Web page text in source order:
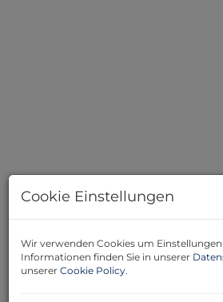
Beschreibung
Du suchst einepassende
Cookie Einstellungen
Wir verwenden Cookies um
Informationen finden Sie in unserer
unserer Cookie Policy.